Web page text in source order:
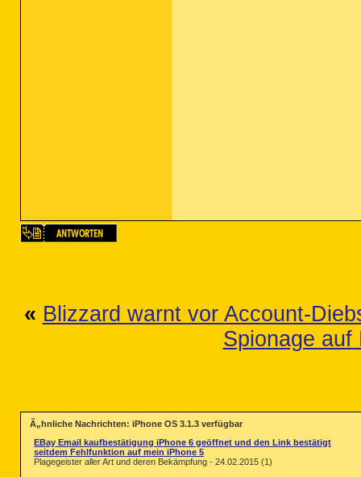
« Blizzard warnt vor Account-
Spionage auf
Ã„hnliche Nachrichten: iPhone OS 3.1.3 verfügbar
EBay Email kaufbestätigung iPhone 6 geöffnet und den Link bestätigt
seitdem Fehlfunktion auf mein iPhone 5
Plagegeister aller Art und deren Bekämpfung - 24.02.2015 (1)